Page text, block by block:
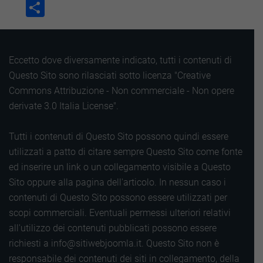
Eccetto dove diversamente indicato, tutti i contenuti di
Questo Sito sono rilasciati sotto licenza "Creative
Commons Attribuzione - Non commerciale - Non opere
derivate 3.0 Italia License".
Tutti i contenuti di Questo Sito possono quindi essere
utilizzati a patto di citare sempre Questo Sito come fonte
ed inserire un link o un collegamento visibile a Questo
Sito oppure alla pagina dell'articolo. In nessun caso i
contenuti di Questo Sito possono essere utilizzati per
scopi commerciali. Eventuali permessi ulteriori relativi
all'utilizzo dei contenuti pubblicati possono essere
richiesti a info@sitiwebjoomla.it. Questo Sito non è
responsabile dei contenuti dei siti in collegamento, della